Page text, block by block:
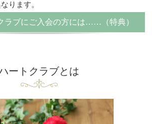
ります。
ラブにご入会の方には……（特典）
ートクラブとは